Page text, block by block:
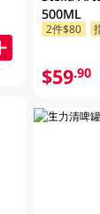
500ML
2件$80
$59.90